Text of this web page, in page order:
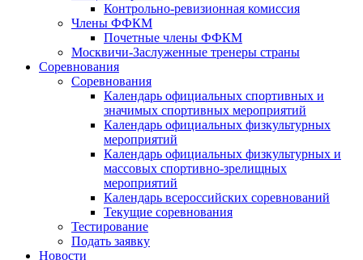
Контрольно-ревизионная комиссия
Члены ФФКМ
Почетные члены ФФКМ
Москвичи-Заслуженные тренеры страны
Соревнования
Соревнования
Календарь официальных спортивных и
значимых спортивных мероприятий
Календарь официальных физкультурных
мероприятий
Календарь официальных физкультурных и
массовых спортивно-зрелищных
мероприятий
Календарь всероссийских соревнований
Текущие соревнования
Тестирование
Подать заявку
Новости